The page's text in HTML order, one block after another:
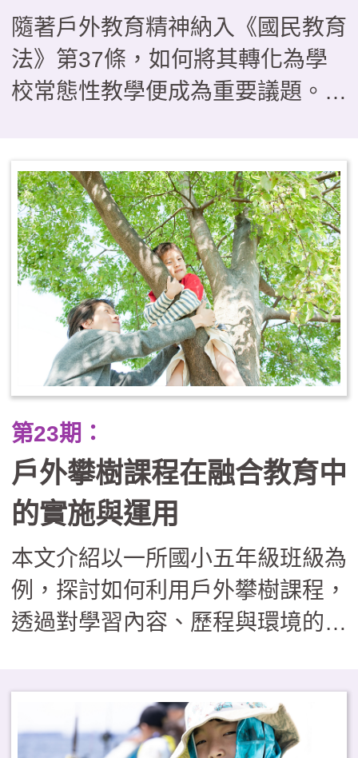
隨著戶外教育精神納入《國民教育
法》第37條，如何將其轉化為學
校常態性教學便成為重要議題。本
育課程的推動歷程。
第23期：
戶外攀樹課程在融合教育中
的實施與運用
本文介紹以一所國小五年級班級為
例，探討如何利用戶外攀樹課程，
透過對學習內容、歷程與環境的適
共同參與。文中也分享了如何透過
課程調整與設計，落實多元包容價
值，為戶外教育轉化為融合教育實